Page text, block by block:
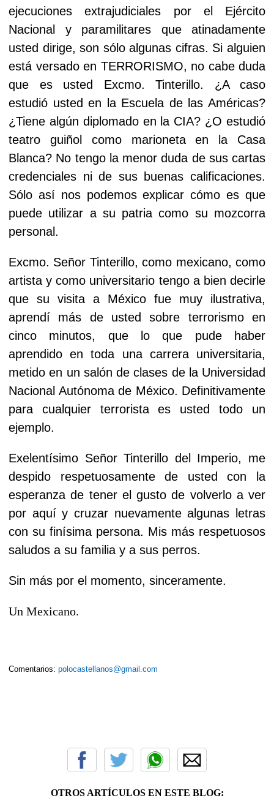
ejecuciones extrajudiciales por el Ejército
Nacional y paramilitares que atinadamente
usted dirige, son sólo algunas cifras. Si alguien
está versado en TERRORISMO, no cabe duda
que es usted Excmo. Tinterillo. ¿A caso
estudió usted en la Escuela de las Américas?
¿Tiene algún diplomado en la CIA? ¿O estudió
teatro guiñol como marioneta en la Casa
Blanca? No tengo la menor duda de sus cartas
credenciales ni de sus buenas calificaciones.
Sólo así nos podemos explicar cómo es que
puede utilizar a su patria como su mozcorra
personal.
Excmo. Señor Tinterillo, como mexicano, como
artista y como universitario tengo a bien decirle
que su visita a México fue muy ilustrativa,
aprendí más de usted sobre terrorismo en
cinco minutos, que lo que pude haber
aprendido en toda una carrera universitaria,
metido en un salón de clases de la Universidad
Nacional Autónoma de México. Definitivamente
para cualquier terrorista es usted todo un
ejemplo.
Exelentísimo Señor Tinterillo del Imperio, me
despido respetuosamente de usted con la
esperanza de tener el gusto de volverlo a ver
por aquí y cruzar nuevamente algunas letras
con su finísima persona. Mis más respetuosos
saludos a su familia y a sus perros.
Sin más por el momento, sinceramente.
Un Mexicano.
Comentarios: polocastellanos@gmail.com
OTROS ARTÍCULOS EN ESTE BLOG: